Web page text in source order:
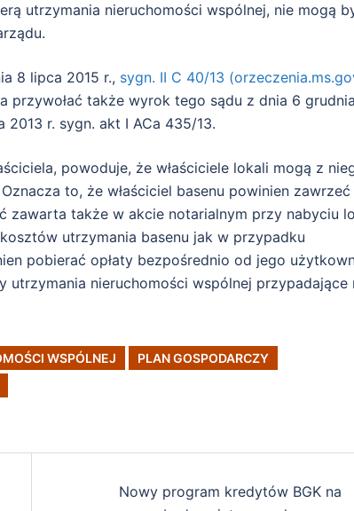
utrzymania nieruchomości wspólnej, nie mogą
8 lipca 2015 r., sygn. II C 40/13
także wyrok tego sądu z dnia 6
r. sygn. akt I ACa 435/13.
powoduje, że właściciele lokali mogą z
to, że właściciel basenu powinien zawrzeć
zawarta także w akcie notarialnym przy nabyciu
utrzymania basenu jak w przypadku
pobierać opłaty bezpośrednio od jego
nieruchomości wspólnej przypadające
WSPÓLNEJ
PLAN GOSPODARCZY
Nowy program kredytów BGK na